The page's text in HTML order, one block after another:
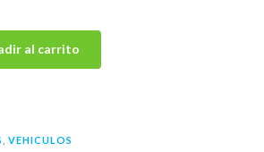
al carrito
VEHICULOS